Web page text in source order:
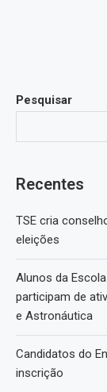
Pesquisar
Recentes
TSE cria
eleições
Alunos da
participam de
e Astronáutica
Candidatos do
inscrição